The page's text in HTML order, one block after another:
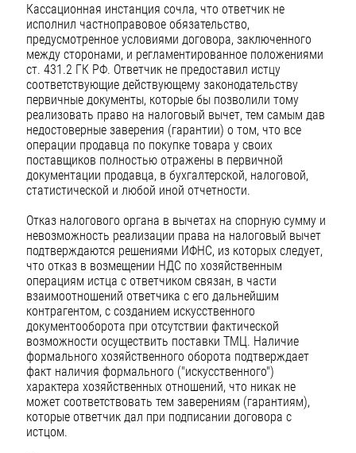
Кассационная инстанция сочла, что ответчик не
исполнил частноправовое обязательство,
предусмотренное условиями договора, заключенного
между сторонами, и регламентированное положениями
ст. 431.2 ГК РФ. Ответчик не предоставил истцу
соответствующие действующему законодательству
первичные документы, которые бы позволили тому
реализовать право на налоговый вычет, тем самым дав
недостоверные заверения (гарантии) о том, что все
операции продавца по покупке товара у своих
поставщиков полностью отражены в первичной
документации продавца, в бухгалтерской, налоговой,
статистической и любой иной отчетности.
Отказ налогового органа в вычетах на спорную сумму и
невозможность реализации права на налоговый вычет
подтверждаются решениями ИФНС, из которых следует,
что отказ в возмещении НДС по хозяйственным
операциям истца с ответчиком связан, в части
взаимоотношений ответчика с его дальнейшим
контрагентом, с созданием искусственного
документооборота при отсутствии фактической
возможности осуществить поставки ТМЦ. Наличие
формального хозяйственного оборота подтверждает
факт наличия формального ("искусственного")
характера хозяйственных отношений, что никак не
может соответствовать тем заверениям (гарантиям),
которые ответчик дал при подписании договора с
истцом.